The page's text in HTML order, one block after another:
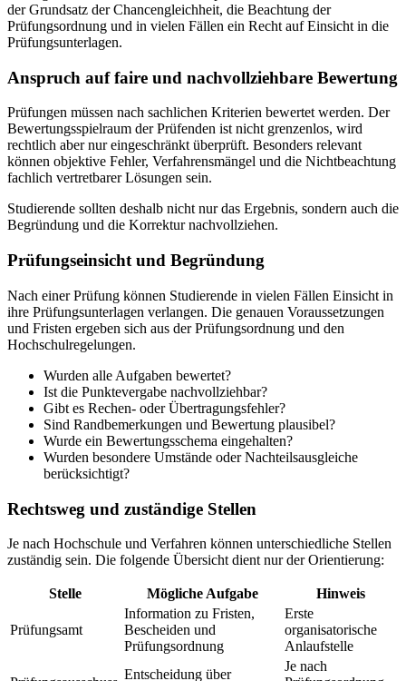
der Grundsatz der Chancengleichheit, die Beachtung der
Prüfungsordnung und in vielen Fällen ein Recht auf Einsicht in die
Prüfungsunterlagen.
Anspruch auf faire und nachvollziehbare Bewertung
Prüfungen müssen nach sachlichen Kriterien bewertet werden. Der
Bewertungsspielraum der Prüfenden ist nicht grenzenlos, wird
rechtlich aber nur eingeschränkt überprüft. Besonders relevant
können objektive Fehler, Verfahrensmängel und die Nichtbeachtung
fachlich vertretbarer Lösungen sein.
Studierende sollten deshalb nicht nur das Ergebnis, sondern auch die
Begründung und die Korrektur nachvollziehen.
Prüfungseinsicht und Begründung
Nach einer Prüfung können Studierende in vielen Fällen Einsicht in
ihre Prüfungsunterlagen verlangen. Die genauen Voraussetzungen
und Fristen ergeben sich aus der Prüfungsordnung und den
Hochschulregelungen.
Wurden alle Aufgaben bewertet?
Ist die Punktevergabe nachvollziehbar?
Gibt es Rechen- oder Übertragungsfehler?
Sind Randbemerkungen und Bewertung plausibel?
Wurde ein Bewertungsschema eingehalten?
Wurden besondere Umstände oder Nachteilsausgleiche
berücksichtigt?
Rechtsweg und zuständige Stellen
Je nach Hochschule und Verfahren können unterschiedliche Stellen
zuständig sein. Die folgende Übersicht dient nur der Orientierung:
Stelle Mögliche Aufgabe Hinweis
Prüfungsamt
Information zu Fristen,
Bescheiden und
Prüfungsordnung
Erste
organisatorische
Anlaufstelle
Entscheidung über
Je nach